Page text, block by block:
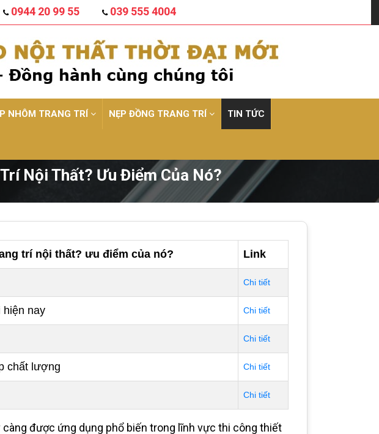
0944 20 99 55 039 555 4004
NHÔM TRANG TRÍ NẸP ĐỒNG TRANG TRÍ TIN TỨC
Nội Thất? Ưu Điểm Của Nó?
trí nội thất? ưu điểm của nó? Link
Chi tiết
hiện nay Chi tiết
Chi tiết
chất lượng Chi tiết
Chi tiết
được ứng dụng phổ biến trong lĩnh vực thi công thiết